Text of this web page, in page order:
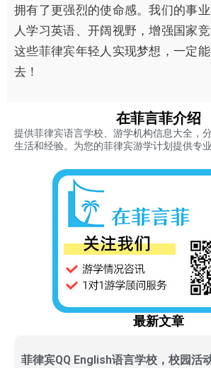
拥有了更强烈的使命感。我们的事
人学习英语、开阔视野，增强国家
这些菲律宾年轻人实现梦想，一定
去！
在菲言菲介绍
提供菲律宾语言学校、游学机构信息大全，
生活和经验。为您的菲律宾游学计划提供专
最新文章
菲律宾QQ English语言学校，校园活